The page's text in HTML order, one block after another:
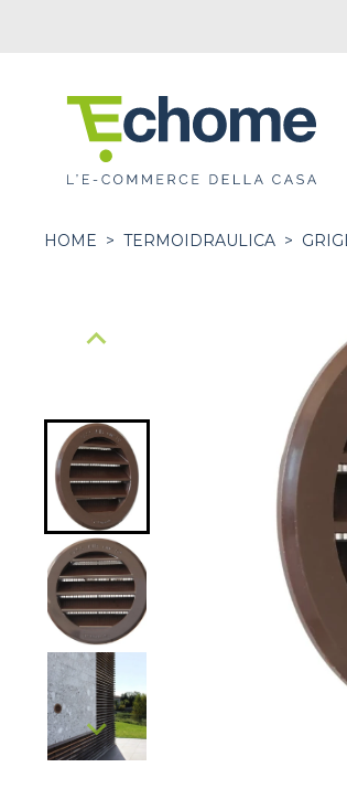
HOME > TERMOIDRAULICA >